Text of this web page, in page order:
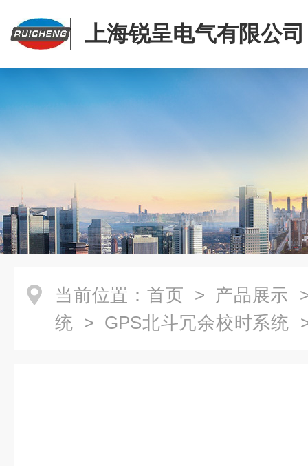
上海锐呈电气有限公司
当前位置： 首页 > 产品展示
统 > GPS北斗冗余校时系统